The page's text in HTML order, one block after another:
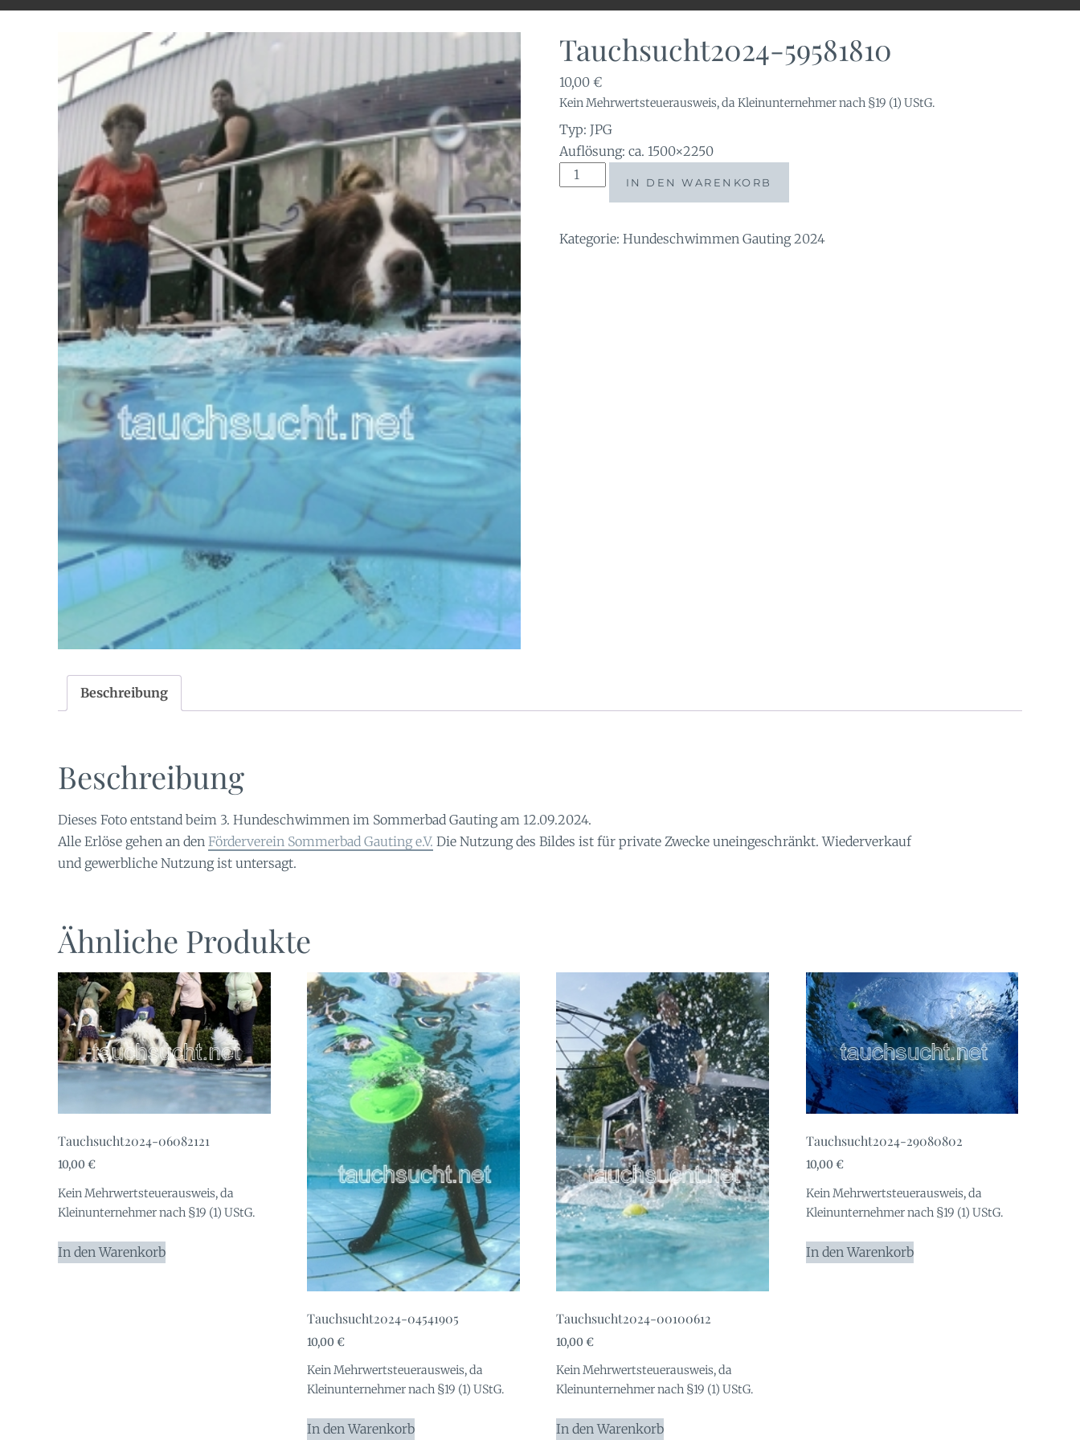
Tauchsucht2024-59581810
10,00 €
Kein Mehrwertsteuerausweis, da Kleinunternehmer nach §19 (1) UStG.
Typ: JPG
Auflösung: ca. 1500×2250
Tauchsucht2024-
IN DEN WARENKORB
Kategorie: Hundeschwimmen Gauting 2024
Beschreibung
Beschreibung
Dieses Foto entstand beim 3. Hundeschwimmen im Sommerbad Gauting am 12.09.2024.
Alle Erlöse gehen an den Förderverein Sommerbad Gauting e.V. Die Nutzung des Bildes ist für private Zwecke uneingeschränkt. Wiederverkauf
und gewerbliche Nutzung ist untersagt.
Ähnliche Produkte
Tauchsucht2024-06082121
10,00 €
Kein Mehrwertsteuerausweis, da
Kleinunternehmer nach §19 (1) UStG.
In den Warenkorb
Tauchsucht2024-04541905
10,00€
Kein Mehrwertsteuerausweis, da
Kleinunternehmer nach §19 (1) UStG.
In den Warenkorb
Tauchsucht2024-00100612
10,00€
Kein Mehrwertsteuerausweis, da
Kleinunternehmer nach §19 (1) UStG.
In den Warenkorb
Tauchsucht2024-29080802
10,00 €
Kein Mehrwertsteuerausweis, da
Kleinunternehmer nach §19 (1) UStG.
In den Warenkorb